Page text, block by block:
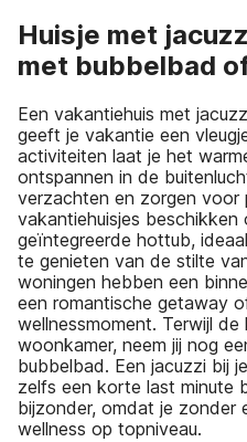
Huisje met
met bubbelbad
Een vakantiehuis met
geeft je vakantie een
activiteiten laat je het
ontspannen in de
verzachten en zorgen voor
vakantiehuisjes
geïntegreerde hottub,
te genieten van de stilte
woningen hebben een
een romantische getaway
wellnessmoment. Terwijl de
woonkamer, neem jij nog
bubbelbad. Een jacuzzi bij
zelfs een korte last minute
bijzonder, omdat je zonder
wellness op topniveau.